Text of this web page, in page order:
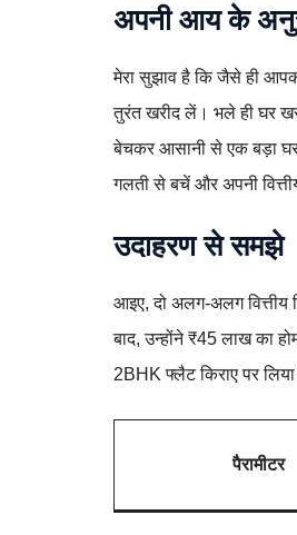
अपनी आय के
मेरा सुझाव है कि जैसे ही
तुरंत खरीद लें। भले ही घर
बेचकर आसानी से एक बड़ा
गलती से बचें और अपनी
उदाहरण से समझे
आइए, दो अलग-अलग
बाद, उन्होंने ₹45 लाख का
2BHK फ्लैट किराए पर
पैरामीटर